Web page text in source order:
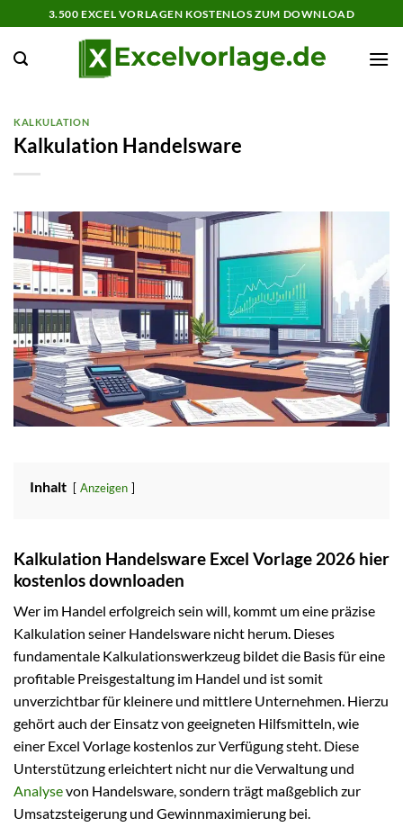
Inhalt
springen
3.500 EXCEL VORLAGEN KOSTENLOS ZUM DOWNLOAD
KALKULATION
Kalkulation Handelsware
Inhalt Anzeigen
Kalkulation Handelsware Excel Vorlage 2026 hier
kostenlos downloaden
Wer im Handel erfolgreich sein will, kommt um eine präzise
Kalkulation seiner Handelsware nicht herum. Dieses
fundamentale Kalkulationswerkzeug bildet die Basis für eine
profitable Preisgestaltung im Handel und ist somit
unverzichtbar für kleinere und mittlere Unternehmen. Hierzu
gehört auch der Einsatz von geeigneten Hilfsmitteln, wie
einer Excel Vorlage kostenlos zur Verfügung steht. Diese
Unterstützung erleichtert nicht nur die Verwaltung und
Analysevon Handelsware, sondern trägt maßgeblich zur
Umsatzsteigerung und Gewinnmaximierung bei.